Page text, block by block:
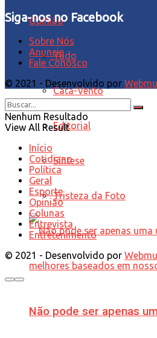
Opinião
Tudo
Cata-Vento
Editorial
Síntese
Tristeza da Foto
Não pode ser apenas
Siga-nos no Facebook
Sobre Nós
Anuncie
Fale Conosco
© 2021 - Desenvolvido por
Nenhum Resultado
View All Result
Início
Cotidiano
Política
Geral
Esporte
Opinião
Colunas
Entrevista
Entretenimento
© 2021 - Desenvolvido por